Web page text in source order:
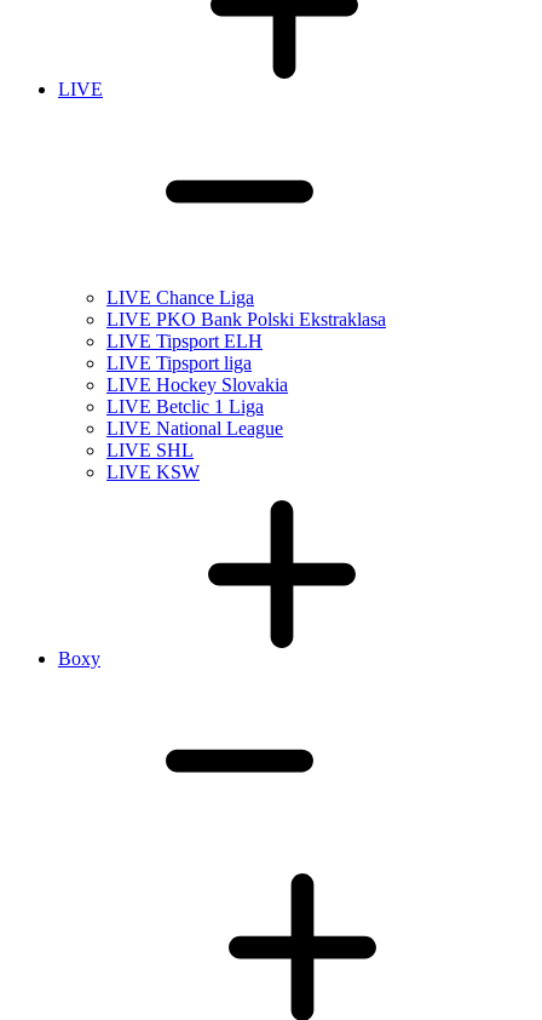
LIVE
LIVE Chance Liga
LIVE PKO Bank Polski Ekstraklasa
LIVE Tipsport ELH
LIVE Tipsport liga
LIVE Hockey Slovakia
LIVE Betclic 1 Liga
LIVE National League
LIVE SHL
LIVE KSW
Boxy